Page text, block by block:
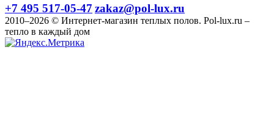
+7 495 517-05-47 zakaz@pol-lux.ru
2010–2026 © Интернет-магазин теплых полов. Pol-lux.ru –
тепло в каждый дом